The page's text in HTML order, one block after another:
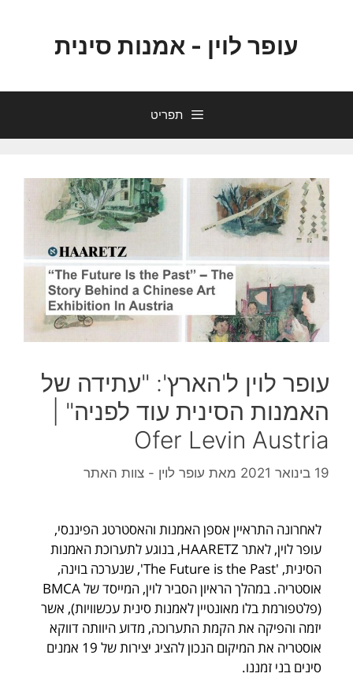
עופר לוין - אמנות סינית
תפריט
עופר לוין ל'הארץ': "עתידה של
האמנות הסינית עוד לפניה" |
Ofer Levin Austria
19 בינואר 2021 מאת עופר לוין - צוות האתר
לאחרונה התראיין אספן האמנות והאסטרטג הפיננסי,
עופר לוין, לאתר HAARETZ, בנוגע לתערוכת האמנות
הסינית, 'The Future is the Past', שנערכה בוינה,
אוסטריה. במהלך הראיון הסביר לוין, המייסד של BMCA
(פלטפורמת בלו מאונטיין לאמנות סינית עכשוויות), אשר
יזמה והפיקה את הקמת התערוכה, מדוע היוותה דווקא
אוסטריה את המיקום הנכון להציג יצירות של 19 אמנים
סינים בני זמננו.